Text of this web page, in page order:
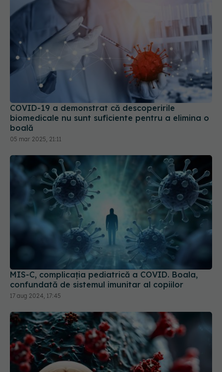
COVID-19 a demonstrat că descoperirile
biomedicale nu sunt suficiente pentru a elimina o
MIS-C, complicația pediatrică a COVID. Boala,
confundată de sistemul imunitar al copiilor